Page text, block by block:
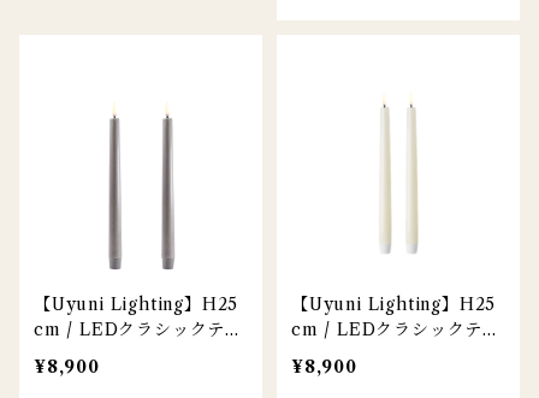
【Uyuni Lighting】H25
cm / LEDクラシックテー
パーキャンドル / グレイ /
2本セット
¥8,900
【Uyuni Lighting】H25
cm / LEDクラシックテー
パーキャンドル / アイボ
リー / 2本セット
¥8,900